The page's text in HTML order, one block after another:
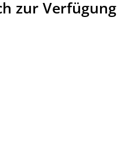
zur Verfügung